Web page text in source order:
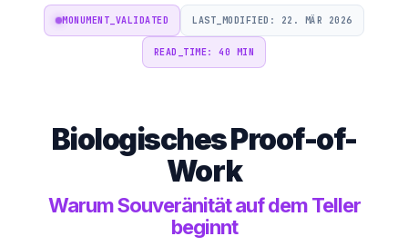
MONUMENT_VALIDATED LAST_MODIFIED: 22. MÄR 2026
READ_TIME: 40 MIN
Biologisches Proof-of-
Work
Warum Souveränität auf dem Teller
beginnt